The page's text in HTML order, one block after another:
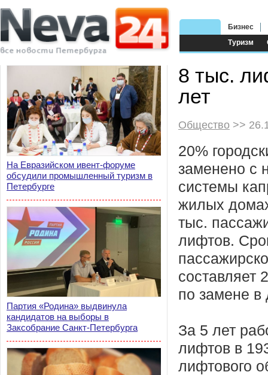
Туризм
Бизнес
На Евразийском ивент-форуме
обсудили промышленный туризм в
Петербурге
Партия «Родина» выдвинула
кандидатов на выборы в
Заксобрание Санкт-Петербурга
8 тыс.
лет
Общество >>
20%
заменено с
системы
жилых
тыс.
лифтов.
составляет
по замене
За 5 лет
лифтов в
лифтового